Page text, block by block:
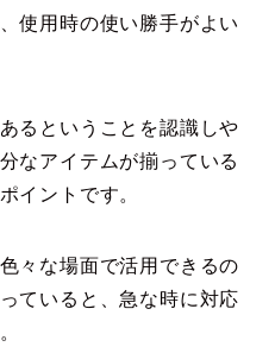
使用時の使い勝手がよい
るということを認識しや
なアイテムが揃っている
イントです。
々な場面で活用できるの
ていると、急な時に対応